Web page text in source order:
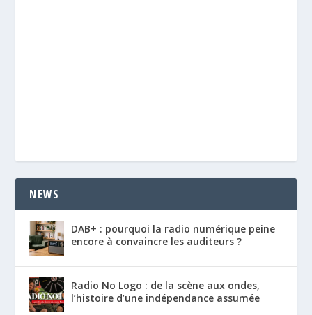
NEWS
DAB+ : pourquoi la radio numérique peine
encore à convaincre les auditeurs ?
Radio No Logo : de la scène aux ondes,
l’histoire d’une indépendance assumée